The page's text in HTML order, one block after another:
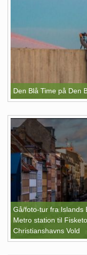
Den Blå Time på Den
Gå/foto-tur fra Islands
Metro station til
Christianshavns Vold